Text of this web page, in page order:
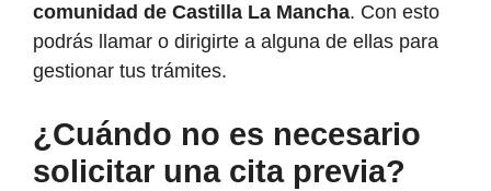
comunidad de Castilla La Mancha. Con esto
podrás llamar o dirigirte a alguna de ellas para
gestionar tus trámites.
¿Cuándo no es necesario
solicitar una cita previa?